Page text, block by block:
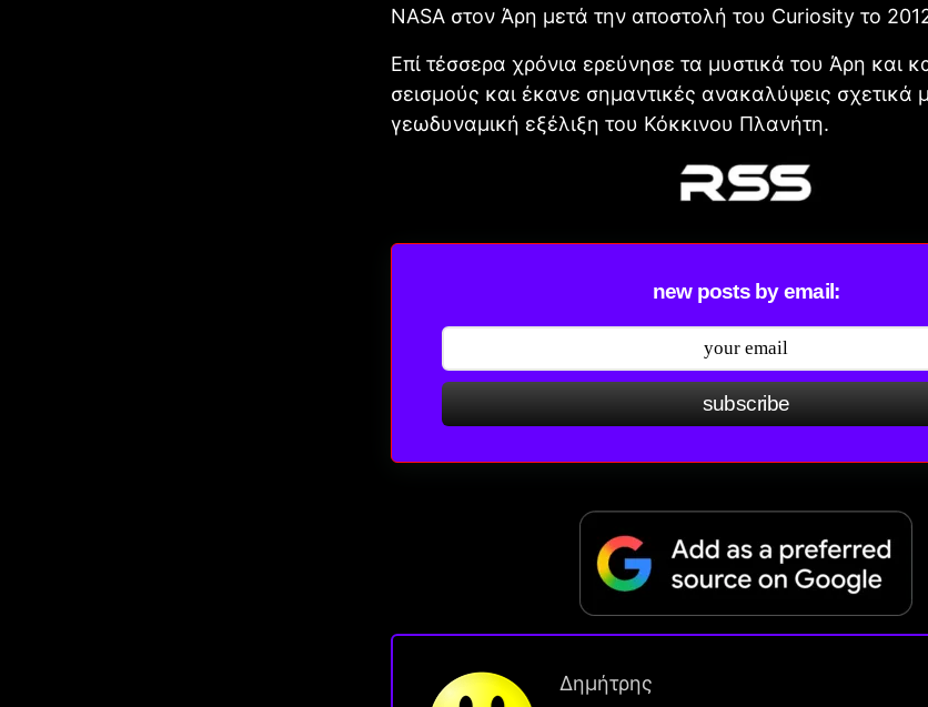
NASA στον Άρη μετά την αποστολή του Curiosity το
Επί τέσσερα χρόνια ερεύνησε τα μυστικά του Άρη και
σεισμούς και έκανε σημαντικές ανακαλύψεις σχετικά
γεωδυναμική εξέλιξη του Κόκκινου Πλανήτη.
new posts by email:
subscribe
Δημήτρης